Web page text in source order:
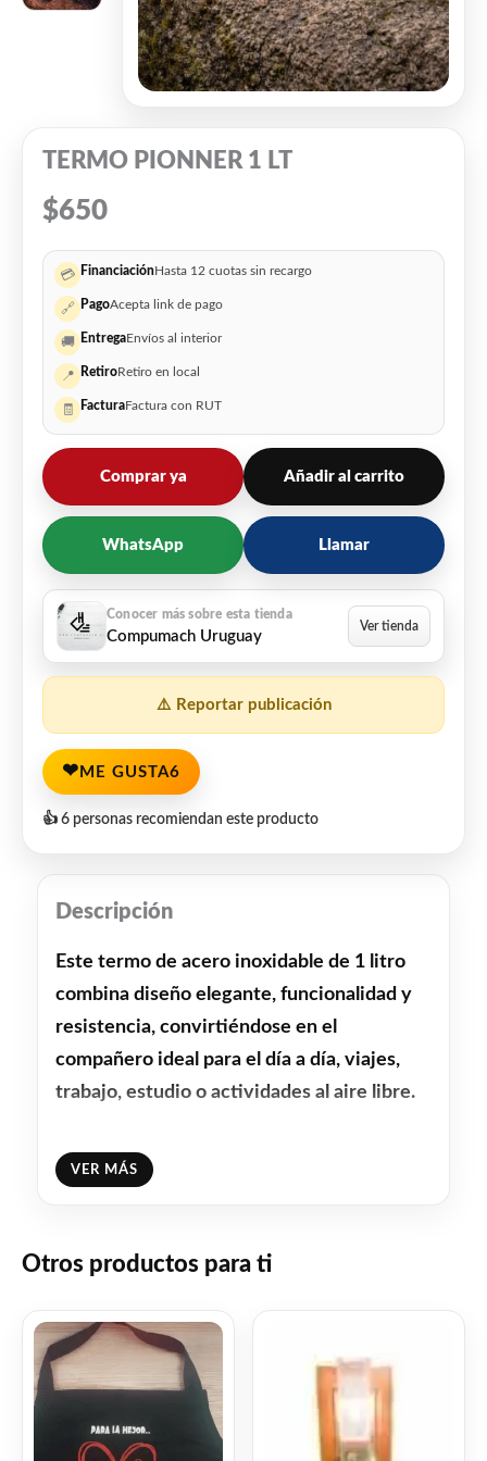
TERMO PIONNER 1 LT
$650
💳 FinanciaciónHasta 12 cuotas sin recargo
🔗 PagoAcepta link de pago
🚚 EntregaEnvíos al interior
📍 RetiroRetiro en local
🧾 FacturaFactura con RUT
Comprar ya Añadir al carrito
WhatsApp Llamar
Compumach Uruguay
⚠️ Reportar publicación
❤ ME GUSTA6
👍 6 personas recomiendan este producto
Descripción
Este termo de acero inoxidable de 1 litro
combina diseño elegante, funcionalidad y
resistencia, convirtiéndose en el
compañero ideal para el día a día, viajes,
trabajo, estudio o actividades al aire libre.
Su estructura de acero inoxidable de alta
calidad permite conservar la temperatura
manteniendo líquidos calientes o fríos con
ergonómico con manija integrada facilita el
agarre y transporte, mientras que su tapa
multifunción funciona también como vaso,
brindando mayor practicidad en cualquier
situación.
VER MÁS
Otros productos para ti